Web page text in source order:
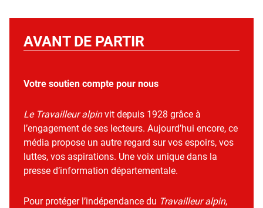
AVANT DE PARTIR
Votre soutien compte pour nous
Le Travailleur alpinvit depuis 1928 grâce à
l’engagement de ses lecteurs. Aujourd’hui encore, ce
média propose un autre regard sur vos espoirs, vos
luttes, vos aspirations. Une voix unique dans la
presse d’information départementale.
Pour protéger l’indépendance du Travailleur alpin,